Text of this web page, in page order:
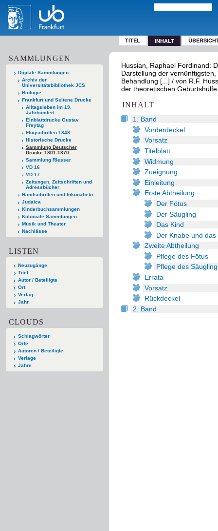
TITEL INHALT
SAMMLUNGEN
Digitale Sammlungen
Archiv der
Universitätsbibliothek JCS
Biologie
Frankfurt und Seltene Drucke
Alltagsleben im 19.
Jahrhundert
Einblattdrucke Gustav
Freytag
Flugschriften 1848
Historische Drucke
Sammlung Deutscher
Drucke 1801-1870
Sammlung Riesser
VD 16
VD 17
Zeitungen, Zeitschriften und
Adressbücher
Handschriften und Inkunabeln
Judaica
Kinderbuchsammlungen
Koloniale Sammlungen
Musik und Theater
Nachlässe
LISTEN
Neuzugänge
Titel
Autor / Beteiligte
Ort
Verlag
Jahr
CLOUDS
Schlagwörter
Orte
Autoren / Beteiligte
Verlage
Jahre
Hussian, Raphael Ferdinand:
Darstellung der
Behandlung [...] / von R.F.
der theoretischen
INHALT
1. Band
Vorderdeckel
Vorsatz
Titelblatt
Widmung
Zueignung
Einleitung
Erste Abtheilung
Der Fötus
Der Säugling
Das Kind
Der Knabe und
Zweite Abtheilung
Pflege des Fötus
Pflege des
Errata
Vorsatz
Rückdeckel
2. Band